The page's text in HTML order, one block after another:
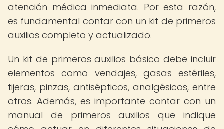
atención médica inmediata. Por esta razón,
es fundamental contar con un kit de primeros
auxilios completo y actualizado.
Un kit de primeros auxilios básico debe incluir
elementos como vendajes, gasas estériles,
tijeras, pinzas, antisépticos, analgésicos, entre
otros. Además, es importante contar con un
manual de primeros auxilios que indique